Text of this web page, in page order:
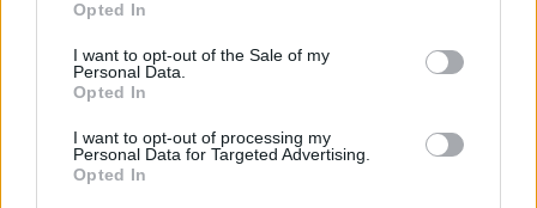
use your data for below specified purposes in below Google
consent section.
Opted In
I want to opt-out of the Sale of my
Personal Data.
Opted In
I want to opt-out of processing my
Personal Data for Targeted Advertising.
Opted In
Το νέο αυτόνομο όχημα της Baidu είναι το Apollo
RT6 - Διαθέτει τις ικανότητες ενός οδηγού με 20ετή
εμπειρία - Τα χαρακτηριστικά του